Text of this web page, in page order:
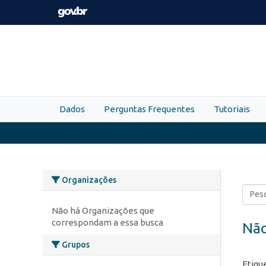
Skip to main content
Dados Perguntas Frequentes Tutoriais
Organizações
Não há Organizações que
correspondam a essa busca
Grupos